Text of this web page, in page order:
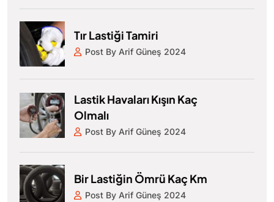
Tır Lastiği Tamiri
Post By Arif Güneş 2024
Lastik Havaları Kışın Kaç
Olmalı
Post By Arif Güneş 2024
Bir Lastiğin Ömrü Kaç Km
Post By Arif Güneş 2024